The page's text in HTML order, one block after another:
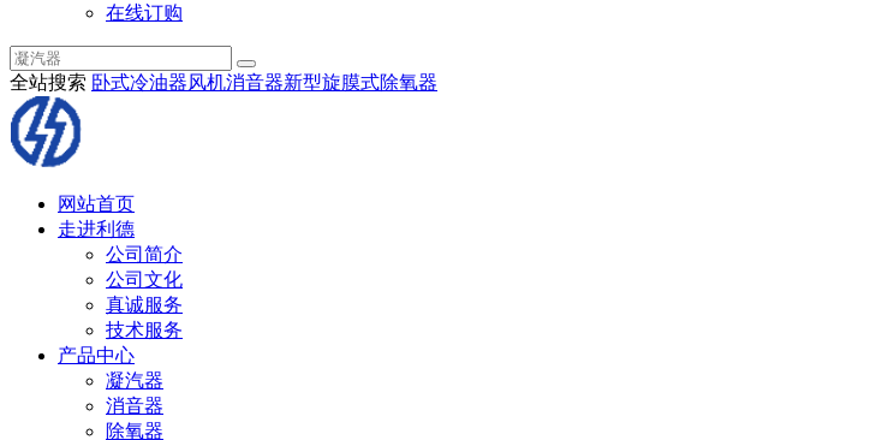
在线订购
全站搜索 卧式冷油器风机消音器新型旋膜式除氧器
网站首页
走进利德
公司简介
公司文化
真诚服务
技术服务
产品中心
凝汽器
消音器
除氧器